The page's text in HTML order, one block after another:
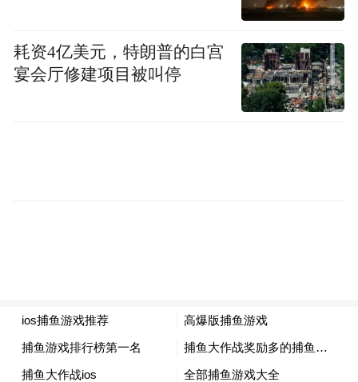
活动现场还设置了九大功能分区，一站式满
足市民游客的多元需求，其中全民阅读元素
耗资4亿美元，特朗普的白宫
宴会厅修建项目被叫停